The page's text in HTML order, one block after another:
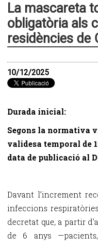
La mascareta
obligatòria als
residències de
10/12/2025
Durada inicial:
Segons la normativa
validesa temporal de
data de publicació al
Davant l’increment
infeccions
decretat que, a partir
de 6 anys